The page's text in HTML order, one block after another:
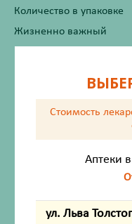
Количество в упаковке
Жизненно важный
С этим
Описание
Стоимость
Аптеки
ул. Льва